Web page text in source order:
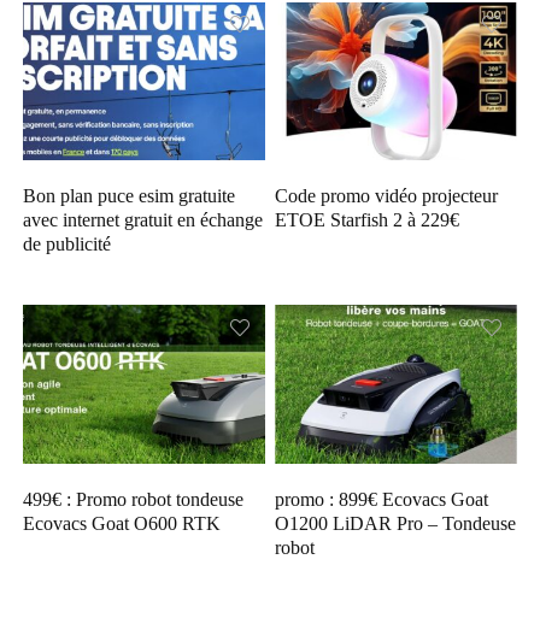
Bon plan puce esim gratuite
avec internet gratuit en échange
de publicité
Code promo vidéo projecteur
ETOE Starfish 2 à 229€
499€ : Promo robot tondeuse
Ecovacs Goat O600 RTK
promo : 899€ Ecovacs Goat
O1200 LiDAR Pro – Tondeuse
robot